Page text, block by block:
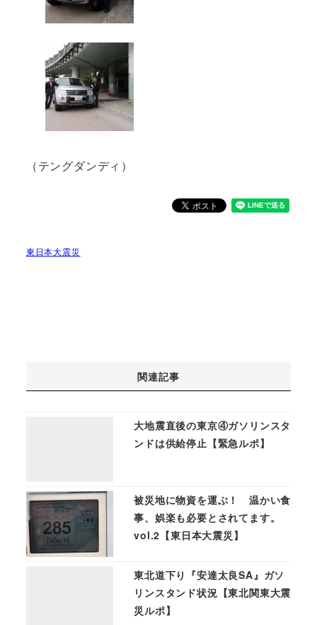
（テングダンディ）
東日本大震災
関連記事
大地震直後の東京④ガソリンスタ
ンドは供給停止【緊急ルポ】
被災地に物資を運ぶ！ 温かい食
事、娯楽も必要とされてます。
vol.2【東日本大震災】
東北道下り『安達太良SA』ガソ
リンスタンド状況【東北関東大震
災ルポ】